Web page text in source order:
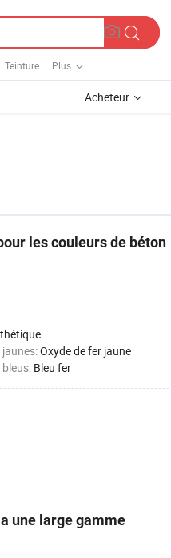
Teinture Plus
Acheteur
les couleurs de béton
Oxyde de fer jaune
Bleu fer
une large gamme